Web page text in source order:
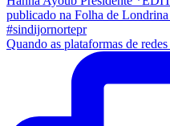
Quando as plataformas de